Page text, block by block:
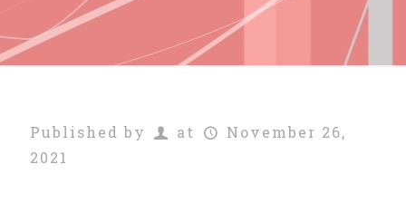
Published by at
November 26,
2021